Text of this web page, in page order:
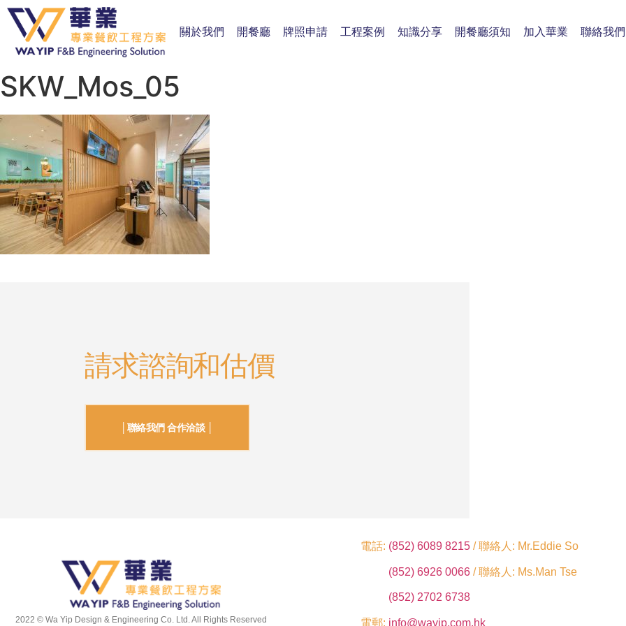
關於我們 開餐廳 牌照申請 工程案例 知識分享 開餐廳須知 加入華業 聯絡我們
SKW_Mos_05
請求諮詢和估價
│聯絡我們 合作洽談 │
2022 © Wa Yip Design & Engineering Co. Ltd. All Rights Reserved
電話: (852) 6089 8215 / 聯絡人: Mr.Eddie So
(852) 6926 0066/ 聯絡人: Ms.Man Tse
(852) 2702 6738
電郵: info@wayip.com.hk